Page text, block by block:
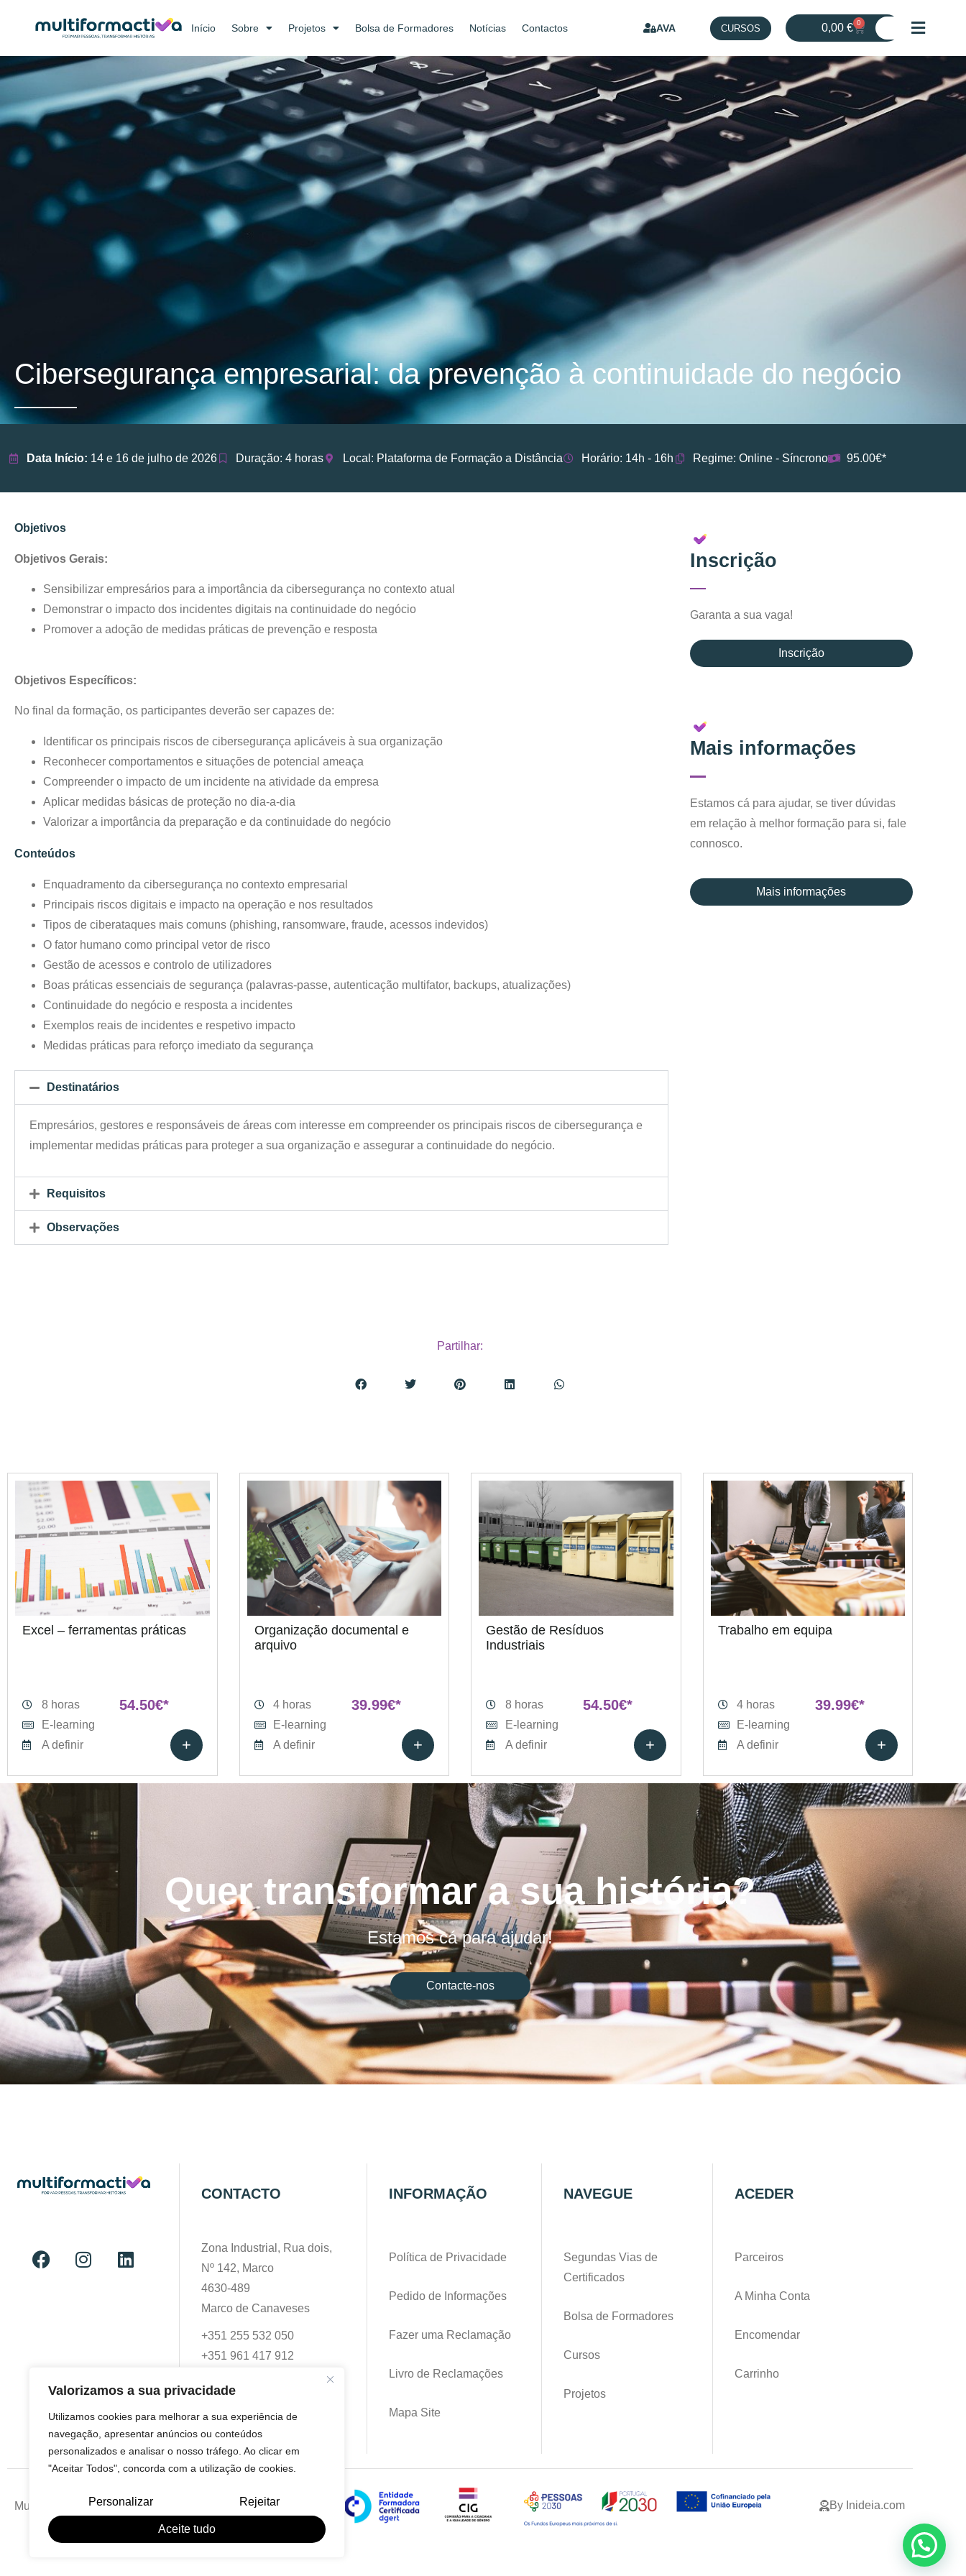
Valorizamos a sua privacidade
Utilizamos cookies para melhorar a sua experiência de
navegação, apresentar anúncios ou conteúdos
personalizados e analisar o nosso tráfego. Ao clicar em
"Aceitar Todos", concorda com a utilização de cookies.
Personalizar Rejeitar
Aceite tudo
Início Sobre Projetos Bolsa de Formadores Notícias Contactos AVA CURSOS 0,00€ 0
Cibersegurança empresarial: da prevenção à continuidade do negócio
Data Início: 14 e 16 de julho de 2026 Duração: 4 horas Local: Plataforma de Formação a Distância Horário: 14h - 16h Regime: Online - Síncrono 95.00€*
Objetivos
Objetivos Gerais:
Sensibilizar empresários para a importância da cibersegurança no contexto atual
Demonstrar o impacto dos incidentes digitais na continuidade do negócio
Promover a adoção de medidas práticas de prevenção e resposta
Objetivos Específicos:
No final da formação, os participantes deverão ser capazes de:
Identificar os principais riscos de cibersegurança aplicáveis à sua organização
Reconhecer comportamentos e situações de potencial ameaça
Compreender o impacto de um incidente na atividade da empresa
Aplicar medidas básicas de proteção no dia-a-dia
Valorizar a importância da preparação e da continuidade do negócio
Conteúdos
Enquadramento da cibersegurança no contexto empresarial
Principais riscos digitais e impacto na operação e nos resultados
Tipos de ciberataques mais comuns (phishing, ransomware, fraude, acessos indevidos)
O fator humano como principal vetor de risco
Gestão de acessos e controlo de utilizadores
Boas práticas essenciais de segurança (palavras-passe, autenticação multifator, backups, atualizações)
Continuidade do negócio e resposta a incidentes
Exemplos reais de incidentes e respetivo impacto
Medidas práticas para reforço imediato da segurança
Destinatários
Empresários, gestores e responsáveis de áreas com interesse em compreender os principais riscos de cibersegurança e
implementar medidas práticas para proteger a sua organização e assegurar a continuidade do negócio.
Requisitos
Observações
Inscrição
Garanta a sua vaga!
Inscrição
Mais informações
Estamos cá para ajudar, se tiver dúvidas
em relação à melhor formação para si, fale
connosco.
Mais informações
Partilhar:
Excel – ferramentas práticas
8 horas
E-learning
A definir
54.50€*
+
Organização documental e
arquivo
4 horas
E-learning
A definir
39.99€*
+
Gestão de Resíduos
Industriais
8 horas
E-learning
A definir
54.50€*
+
Trabalho em equipa
4 horas
E-learning
A definir
39.99€*
+
Quer transformar a sua história?
Estamos cá para ajudar!
Contacte-nos
CONTACTO
Zona Industrial, Rua dois,
Nº 142, Marco
4630-489
Marco de Canaveses
+351 255 532 050
+351 961 417 912
geral@multiformactiva.pt
INFORMAÇÃO
Política de Privacidade
Pedido de Informações
Fazer uma Reclamação
Livro de Reclamações
Mapa Site
NAVEGUE
Segundas Vias de
Certificados
Bolsa de Formadores
Cursos
Projetos
ACEDER
Parceiros
A Minha Conta
Encomendar
Carrinho
Multiformactiva - 2025 - Todos os direitos reservados. By Inideia.com